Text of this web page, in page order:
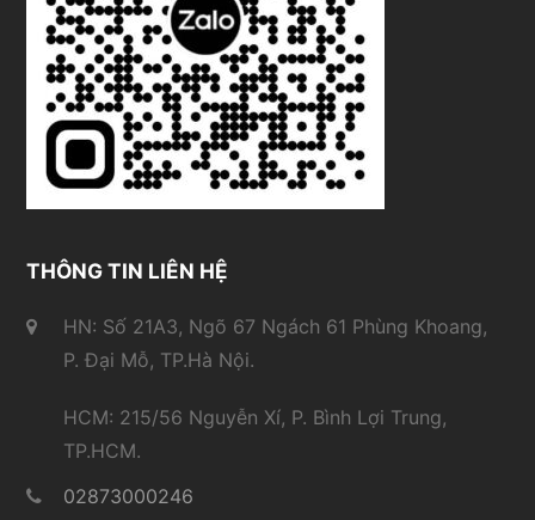
THÔNG TIN LIÊN HỆ
HN: Số 21A3, Ngõ 67 Ngách 61 Phùng Khoang,
P. Đại Mỗ, TP.Hà Nội.
HCM: 215/56 Nguyễn Xí, P. Bình Lợi Trung,
TP.HCM.
02873000246